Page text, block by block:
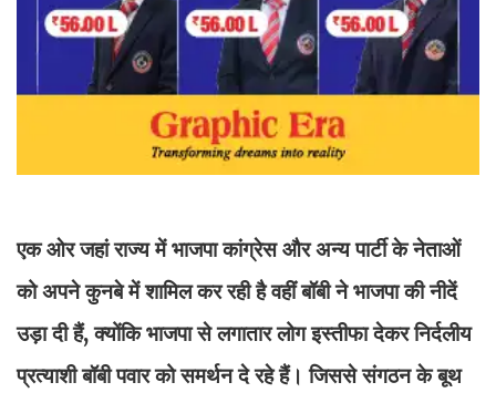
एक ओर जहां राज्य में भाजपा कांग्रेस और अन्य पार्टी के नेताओं
को अपने कुनबे में शामिल कर रही है वहीं बॉबी ने भाजपा की नीदें
उड़ा दी हैं, क्योंकि भाजपा से लगातार लोग इस्तीफा देकर निर्दलीय
प्रत्याशी बॉबी पवार को समर्थन दे रहे हैं। जिससे संगठन के बूथ